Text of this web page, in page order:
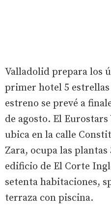
Valladolid prepara los
primer hotel 5
estreno se prevé a
de agosto. El
ubica en la calle
Zara, ocupa las
edificio de El Corte
setenta habitaciones,
terraza con piscina.